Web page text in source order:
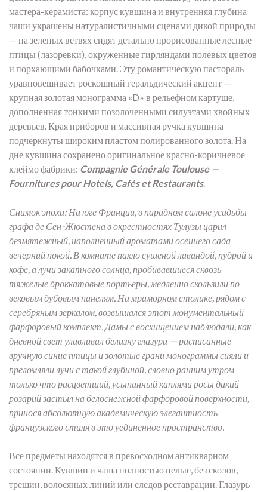
мастера-керамиста: корпус кувшина и внутренняя глубина
чаши украшены натуралистичными сценами дикой природы
— на зеленых ветвях сидят детально прорисованные лесные
птицы (лазоревки),окруженные гирляндами полевых цветов
и порхающими бабочками. Эту романтическую пастораль
уравновешивает роскошный геральдический акцент —
крупная золотая монограмма «D» в рельефном картуше,
дополненная тонкими позолоченными силуэтами хвойных
деревьев.Края приборов и массивная ручка кувшина
подчеркнуты широким пластом полированного золота.На
дне кувшина сохранено оригинальное красно-коричневое
клеймо фабрики: Compagnie Générale Toulouse —
Fournitures pour Hotels, Cafés et Restaurants.
Снимок эпохи: На юге Франции, в парадном салоне усадьбы
графа де Сен-Жюстена в окрестностях Тулузы царил
безмятежный, наполненный ароматами осеннего сада
вечерний покой. В комнате пахло сушеной лавандой, пудрой и
кофе, а лучи закатного солнца, пробивавшиеся сквозь
тяжелые броккатовые портьеры, медленно скользили по
вековым дубовым панелям. На мраморном столике, рядом с
серебряным зеркалом, возвышался этот монументальный
фарфоровый комплект. Дамы с восхищением наблюдали, как
дневной свет улавливал белизну глазури — расписанные
вручную синие птицы и золотые грани монограммы сияли и
преломляли лучи с такой глубиной, словно ранним утром
только что расцветший, усыпанный каплями росы дикий
розарий застыл на белоснежной фарфоровой поверхности,
принося абсолютную академическую элегантность
французского стиля в это уединенное пространство.
Все предметы находятся в превосходном антикварном
состоянии.Кувшин и чаша полностью целые,без сколов,
трещин,волосяных линий или следов реставрации.Глазурь